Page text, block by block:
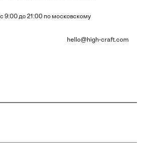
9:00 до 21:00 по московскому
hello@high-craft.com